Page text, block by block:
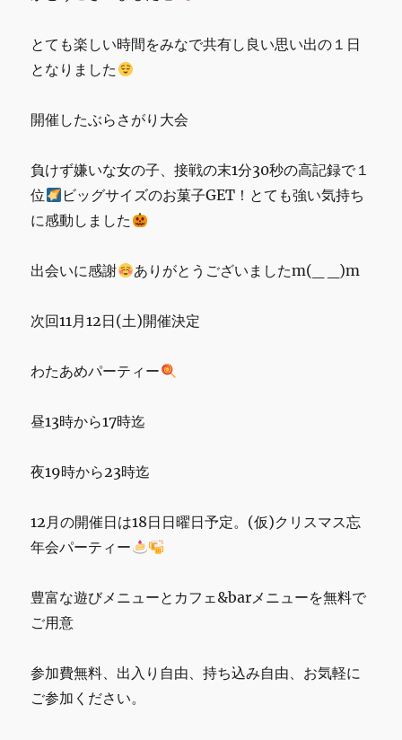
た。
とても楽しい時間をみなで共有し良い思い出の１日
となりました
開催したぶらさがり大会
負けず嫌いな女の子、接戦の末1分30秒の高記録で１
位
ビッグサイズのお菓子GET！とても強い気持ち
に感動しました
出会いに感謝 ありがとうございましたm(_ _)m
次回11月12日(土)開催決定
わたあめパーティー
昼13時から17時迄
夜19時から23時迄
12月の開催日は18日日曜日予定。(仮)クリスマス忘
年会パーティー
豊富な遊びメニューとカフェ&barメニューを無料で
ご用意
参加費無料、出入り自由、持ち込み自由、お気軽に
ご参加ください。